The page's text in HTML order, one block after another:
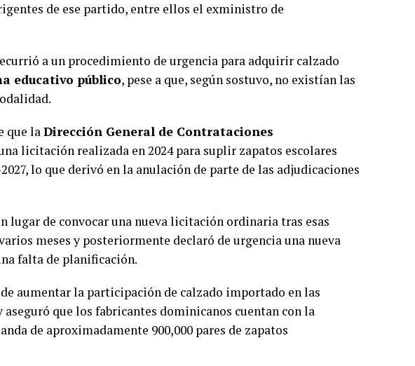
de ese partido, entre ellos el exministro de
a un procedimiento de urgencia para adquirir calzado
educativo público, pese a que, según sostuvo, no existían las
que laDirección General de Contrataciones
licitación realizada en 2024 para suplir zapatos escolares
lo que derivó en la anulación de parte de las adjudicaciones
lugar de convocar una nueva licitación ordinaria tras esas
meses y posteriormente declaró de urgencia una nueva
falta de planificación.
aumentar la participación de calzado importado en las
que los fabricantes dominicanos cuentan con la
de aproximadamente 900,000 pares de zapatos